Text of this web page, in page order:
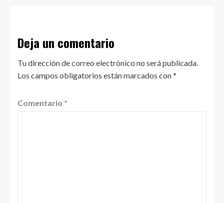
Deja un comentario
Tu dirección de correo electrónico no será publicada.
Los campos obligatorios están marcados con*
Comentario *